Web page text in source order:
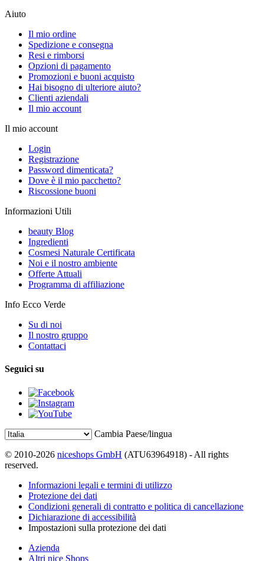
Aiuto
Il mio ordine
Spedizione e consegna
Resi e rimborsi
Opzioni di pagamento
Promozioni e buoni acquisto
Hai bisogno di ulteriore aiuto?
Clienti aziendali
Il mio account
Il mio account
Login
Registrazione
Password dimenticata?
Dove è il mio pacchetto?
Riscossione buoni
Informazioni Utili
beauty Blog
Ingredienti
Cosmesi Naturale Certificata
Noi e il nostro ambiente
Offerte Attuali
Programma di affiliazione
Info Ecco Verde
Su di noi
Il nostro gruppo
Contattaci
Seguici su
Cambia Paese/lingua
© 2010-2026 niceshops GmbH (ATU63964918) - All rights
reserved.
Informazioni legali e termini di utilizzo
Protezione dei dati
Condizioni generali di contratto e politica di cancellazione
Dichiarazione di accessibilità
Impostazioni sulla protezione dei dati
Azienda
Altri nice Shops